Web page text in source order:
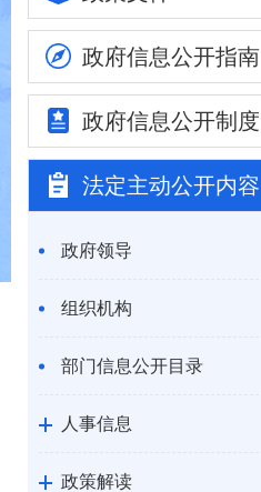
政府信息公开指南
政府信息公开制度
法定主动公开内容
政府领导
组织机构
部门信息公开目录
人事信息
政策解读